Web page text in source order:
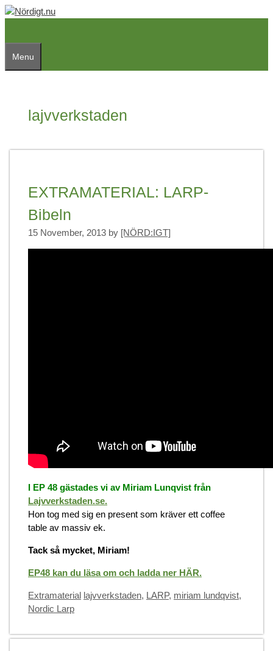
Skip
Menu
lajvverkstaden
EXTRAMATERIAL: LARP-
Bibeln
15 November, 2013 by [NÖRD:IGT]
I EP 48 gästades vi av Miriam Lunqvist från
Lajvverkstaden.se.
Hon tog med sig en present som kräver ett coffee
table av massiv ek.
Tack så mycket, Miriam!
EP48 kan du läsa om och ladda ner HÄR.
Categories
Extramaterial Tags
lajvverkstaden, LARP, miriam lundqvist,
Nordic Larp